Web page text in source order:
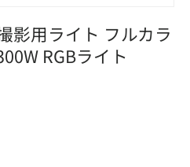
影用ライト フルカラ
RGBライト